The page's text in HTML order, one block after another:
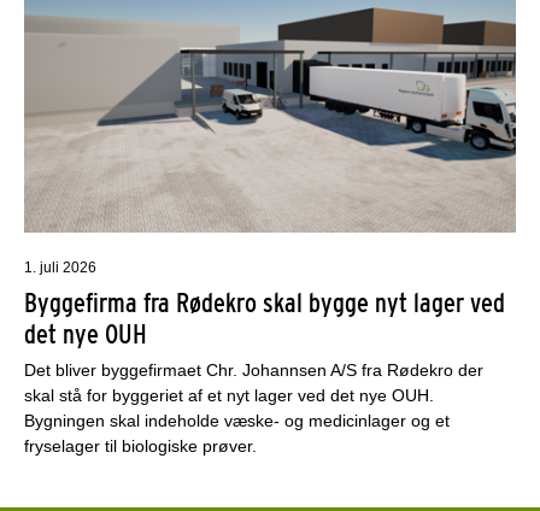
1. juli 2026
Byggefirma fra Rødekro skal bygge nyt lager ved
det nye OUH
Det bliver byggefirmaet Chr. Johannsen A/S fra Rødekro der
skal stå for byggeriet af et nyt lager ved det nye OUH.
Bygningen skal indeholde væske- og medicinlager og et
fryselager til biologiske prøver.